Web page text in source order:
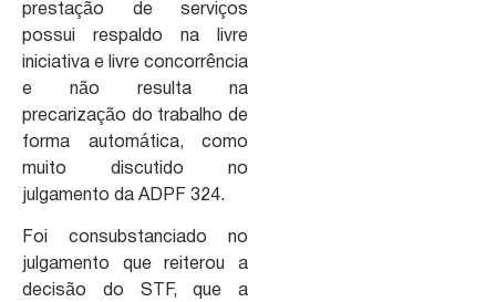
prestação de serviços
possui respaldo na livre
iniciativa e livre concorrência
e não resulta na
precarização do trabalho de
forma automática, como
muito discutido no
julgamento da ADPF 324.
Foi consubstanciado no
julgamento que reiterou a
decisão do STF, que a